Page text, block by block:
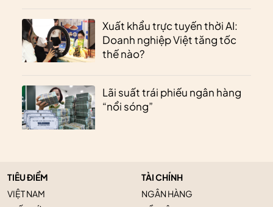
Xuất khẩu trực tuyến thời AI:
Doanh nghiệp Việt tăng tốc
thế nào?
Lãi suất trái phiếu ngân hàng
“nổi sóng”
TIÊU ĐIỂM
VIỆT NAM
TÀI CHÍNH
NGÂN HÀNG